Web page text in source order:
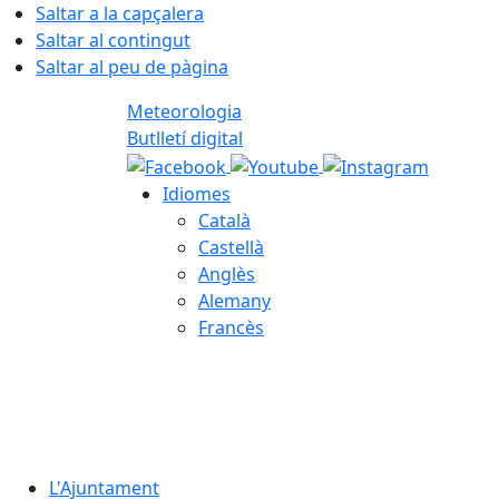
Saltar a la capçalera
Saltar al contingut
Saltar al peu de pàgina
Meteorologia
Butlletí digital
Idiomes
Català
Castellà
Anglès
Alemany
Francès
L'Ajuntament